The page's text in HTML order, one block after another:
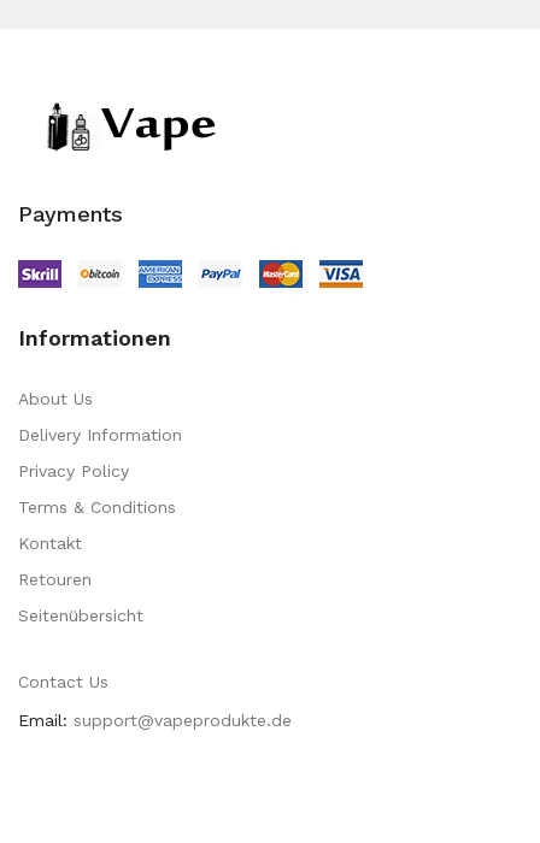
Payments
Informationen
About Us
Delivery Information
Privacy Policy
Terms & Conditions
Kontakt
Retouren
Seitenübersicht
Contact Us
Email: support@vapeprodukte.de